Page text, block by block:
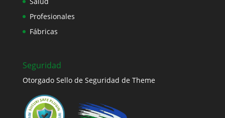
Profesionales
Fábricas
Seguridad
Otorgado Sello de Seguridad de Theme